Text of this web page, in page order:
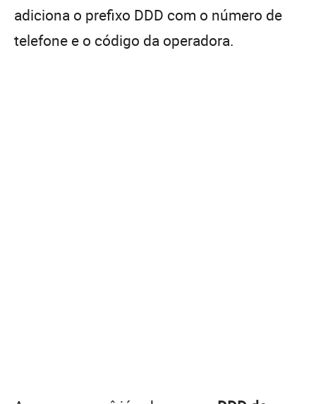
adiciona o prefixo DDD com o número de
telefone e o código da operadora.